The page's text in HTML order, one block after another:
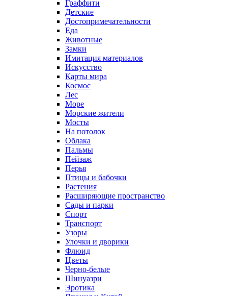
Граффити
Детские
Достопримечательности
Еда
Животные
Замки
Имитация материалов
Искусство
Карты мира
Космос
Лес
Море
Морские жители
Мосты
На потолок
Облака
Пальмы
Пейзаж
Перья
Птицы и бабочки
Растения
Расширяющие пространство
Сады и парки
Спорт
Транспорт
Узоры
Улочки и дворики
Флюид
Цветы
Черно-белые
Шинуазри
Эротика